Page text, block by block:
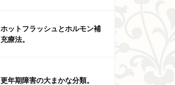
ホットフラッシュとホルモン補
充療法。
更年期障害の大まかな分類。